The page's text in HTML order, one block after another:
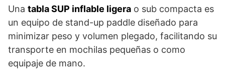
Una tabla SUP inflable ligera o sub compacta es
un equipo de stand-up paddle diseñado para
minimizar peso y volumen plegado, facilitando su
transporte en mochilas pequeñas o como
equipaje de mano.